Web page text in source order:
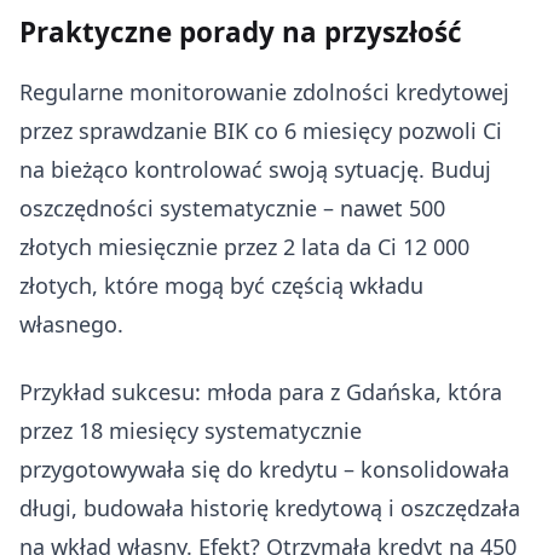
Praktyczne porady na przyszłość
Regularne monitorowanie zdolności kredytowej
przez sprawdzanie BIK co 6 miesięcy pozwoli Ci
na bieżąco kontrolować swoją sytuację. Buduj
oszczędności systematycznie – nawet 500
złotych miesięcznie przez 2 lata da Ci 12 000
złotych, które mogą być częścią wkładu
własnego.
Przykład sukcesu: młoda para z Gdańska, która
przez 18 miesięcy systematycznie
przygotowywała się do kredytu – konsolidowała
długi, budowała historię kredytową i oszczędzała
na wkład własny. Efekt? Otrzymała kredyt na 450